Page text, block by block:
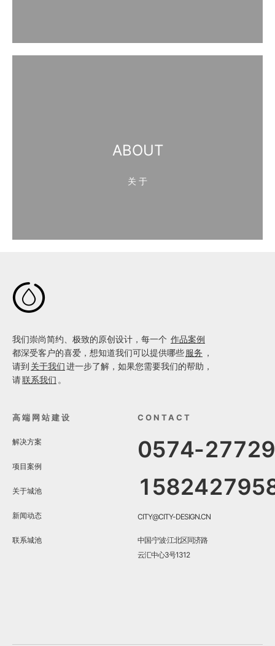
ABOUT
关 于

我们崇尚简约、极致的原创设计，每一个 作品案例
都深受客户的喜爱，想知道我们可以提供哪些服务 ，
请到 关于我们进一步了解，如果您需要我们的帮助，
请联系我们 。
高端网站建设
解决方案
项目案例
关于城池
新闻动态
联系城池
CONTACT
0574-
CITY@CITY-DESIGN.CN
中国·宁波·江北区同济路
云汇中心3号1312